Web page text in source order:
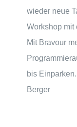
wieder neue
Workshop mit
Mit Bravour
bis
Berger